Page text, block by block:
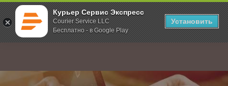
Курьер Сервис Экспресс
Courier Service LLC
Бесплатно - в Google Play
Установить
; Главная О компании Новости Цифровой путь к клиенту: КСЭ